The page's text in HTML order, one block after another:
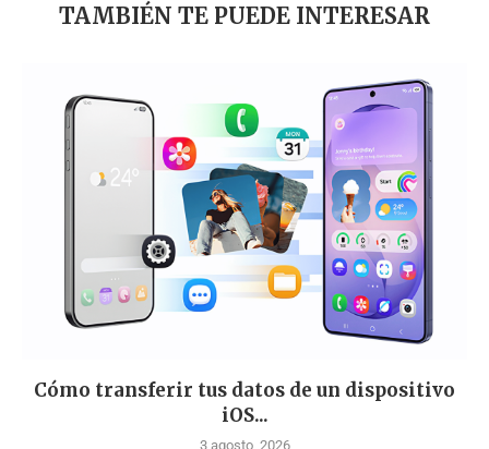
TAMBIÉN TE PUEDE INTERESAR
Cómo transferir tus datos de un dispositivo
iOS...
3 agosto, 2026